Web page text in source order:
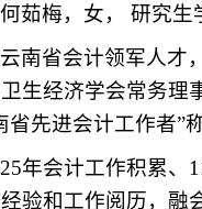
何茹梅，女， 研究生
云南省会计领军人才
生经济学会常务理
省先进会计工作者”称
25年会计工作积累、
验和工作阅历，融